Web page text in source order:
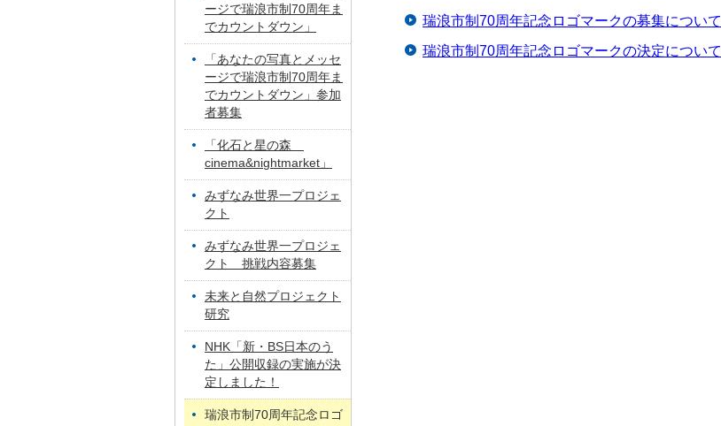
瑞浪市制70周年記念ロゴマークの募集について
瑞浪市制70周年記念ロゴマークの決定について
ージで瑞浪市制70周年ま
でカウントダウン」
「あなたの写真とメッセ
ージで瑞浪市制70周年ま
でカウントダウン」参加
者募集
「化石と星の森
cinema&nightmarket」
みずなみ世界一プロジェ
クト
みずなみ世界一プロジェ
クト 挑戦内容募集
未来と自然プロジェクト
研究
NHK「新・BS日本のう
た」公開収録の実施が決
定しました！
瑞浪市制70周年記念ロゴ